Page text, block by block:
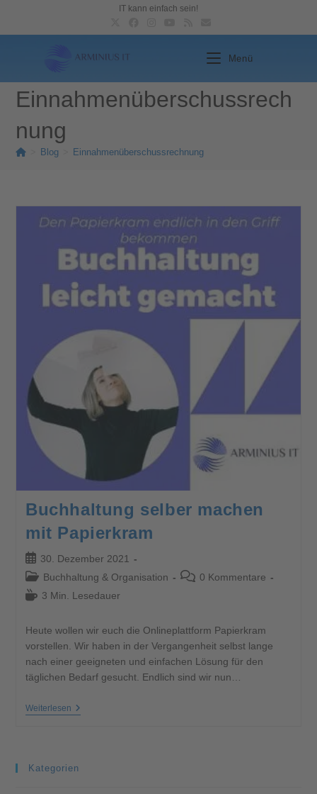
IT kann einfach sein!
Menü
Einnahmenüberschussrech
nung
Blog Einnahmenüberschussrechnung
Buchhaltung selber machen
mit Papierkram
30. Dezember 2021
Buchhaltung & Organisation
0 Kommentare
3 Min. Lesedauer
Heute wollen wir euch die Onlineplattform Papierkram
vorstellen. Wir haben in der Vergangenheit selbst lange
nach einer geeigneten und einfachen Lösung für den
täglichen Bedarf gesucht. Endlich sind wir nun…
Weiterlesen
Kategorien